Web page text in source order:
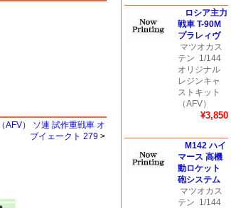
AFV） ソ連 試作重戦車 オ
ブイェークト 279 >
ロシア主力
戦車 T-90M
プラレィヴ
マツオカス
テン 1/144
オリジナル
レジンキャ
ストキット
（AFV）
¥3,850
M142 ハイ
マース 高機
動ロケット
砲システム
マツオカス
テン 1/144